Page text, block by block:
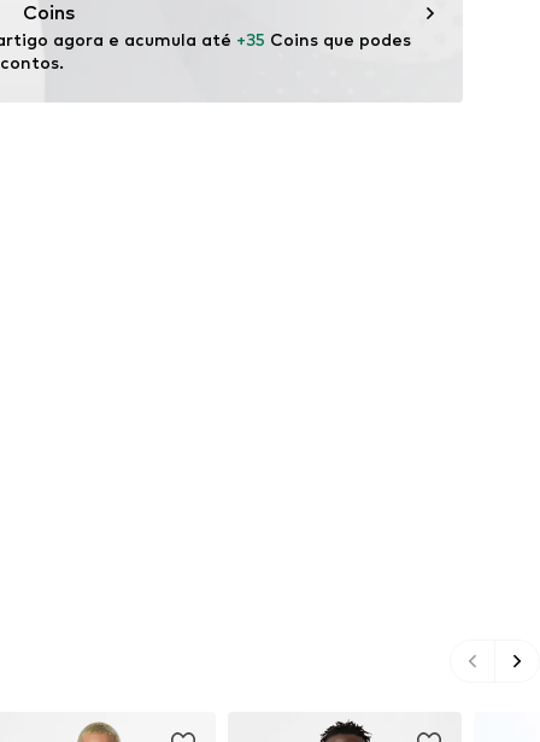
Coins
agora e acumula até +35 Coins que podes